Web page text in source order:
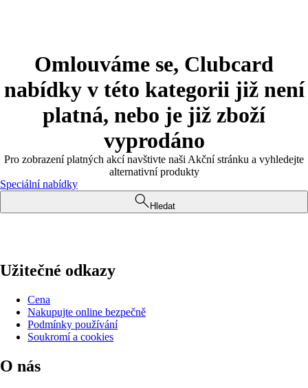
Omlouváme se, Clubcard
nabídky v této kategorii již není
platná, nebo je již zboží
vyprodáno
Pro zobrazení platných akcí navštivte naši Akční stránku a vyhledejte
alternativní produkty
Speciální nabídky
Hledat
Užitečné odkazy
Cena
Nakupujte online bezpečně
Podmínky používání
Soukromí a cookies
O nás